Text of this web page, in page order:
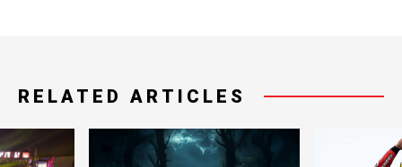
RELATED ARTICLES